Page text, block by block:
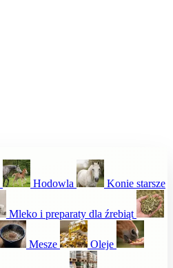
Hodowla Konie starsze
Mleko i preparaty dla źrebiąt
Mesze Oleje